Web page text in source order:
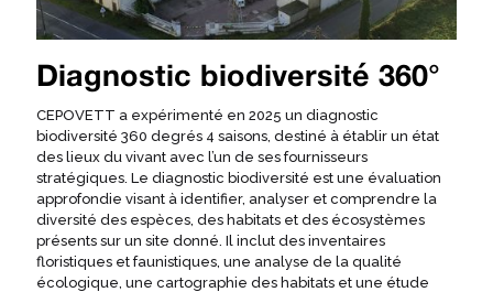
Diagnostic biodiversité 360°
CEPOVETT a expérimenté en 2025 un diagnostic
biodiversité 360 degrés 4 saisons, destiné à établir un état
des lieux du vivant avec l’un de ses fournisseurs
stratégiques. Le diagnostic biodiversité est une évaluation
approfondie visant à identifier, analyser et comprendre la
diversité des espèces, des habitats et des écosystèmes
présents sur un site donné. Il inclut des inventaires
floristiques et faunistiques, une analyse de la qualité
écologique, une cartographie des habitats et une étude